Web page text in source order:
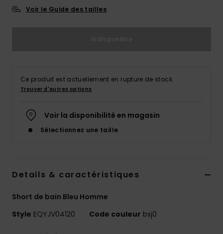
Voir le Guide des tailles
Ce produit est actuellement en rupture de stock.
Trouver d'autres options
Voir la disponibilité en magasin
Sélectionnez une taille
Details & caractéristiques
Short de bain Bleu Homme
Style EQYJV04120 Code couleur bsj0